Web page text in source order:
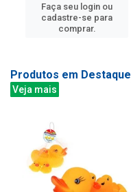
Faça seu login ou
cadastre-se para
comprar.
Produtos em Destaque
Veja mais